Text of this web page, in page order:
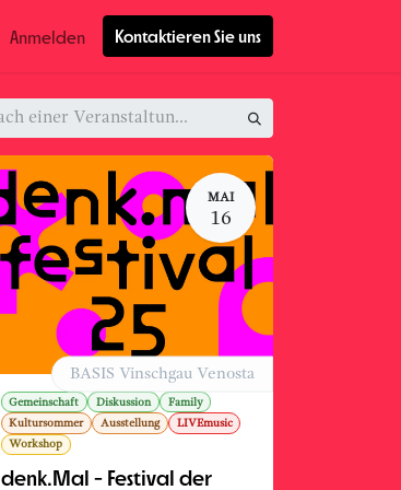
Anmelden Kontaktieren Sie uns
MAI
16
Gemeinschaft Diskussion
Family
Kultursommer
Ausstellung
LIVEmusic
Workshop
denk.Mal - Festival der
BASIS Vinschgau Venosta